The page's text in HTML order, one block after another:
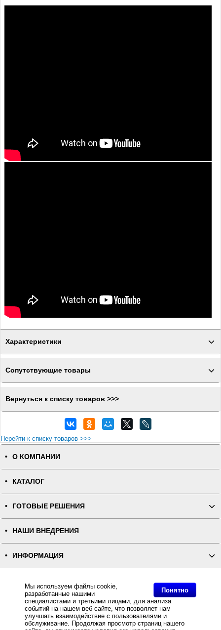
Понятно
Мы используем файлы cookie,
разработанные нашими
специалистами и третьими лицами, для анализа
событий на нашем веб-сайте, что позволяет нам
улучшать взаимодействие с пользователями и
обслуживание. Продолжая просмотр страниц нашего
Характеристики
Сопутствующие товары
Вернуться к списку товаров >>>
Перейти к списку товаров >>>
О КОМПАНИИ
КАТАЛОГ
ГОТОВЫЕ РЕШЕНИЯ
НАШИ ВНЕДРЕНИЯ
ИНФОРМАЦИЯ
ПОЛНАЯ ВЕРСИЯ
Интернет-магазин "ПОСЛЭНД" - торгового оборудования, оборудования для автоматизации общепита и